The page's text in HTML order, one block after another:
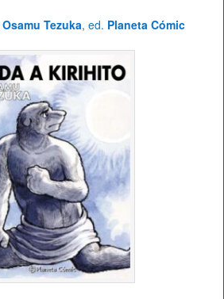
Osamu Tezuka, ed. Planeta Cómic